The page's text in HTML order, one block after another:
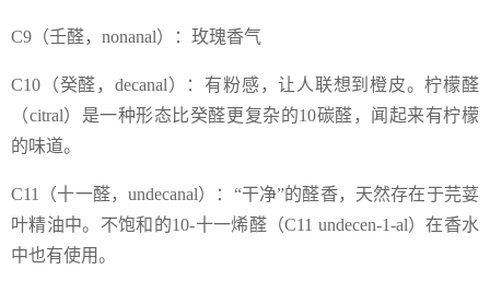
C9（壬醛，nonanal）：玫瑰香气
C10（癸醛，decanal）：有粉感，让人联想到橙皮。柠檬醛
（citral）是一种形态比癸醛更复杂的10碳醛，闻起来有柠檬
的味道。
C11（十一醛，undecanal）：“干净”的醛香，天然存在于芫荽
叶精油中。不饱和的10-十一烯醛（C11 undecen-1-al）在香水
中也有使用。